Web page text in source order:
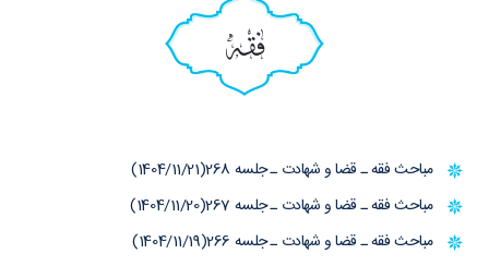
فقه
مباحث فقه ـ قضا و شهادت ـ جلسه 268(1404/11/21)
مباحث فقه ـ قضا و شهادت ـ جلسه 267(1404/11/20)
مباحث فقه ـ قضا و شهادت ـ جلسه 266(1404/11/19)